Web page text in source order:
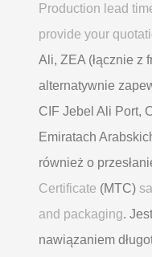
Production lead
provide your
Ali, ZEA (łącznie z
alternatywnie
CIF Jebel Ali Port,
Emiratach
również o
Certificate (MTC)
and packaging.
nawiązaniem